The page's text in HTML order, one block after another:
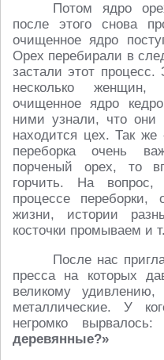
Потом ядро
после этого снова
очищенное ядро
Орех перебирали в
застали этот
несколько
очищенное ядро
ними узнали, что они
находится цех. Так же
переборка очень
порченый орех, то
горчить. На
процессе
жизни, истории
косточки промываем и
После нас
пресса на которых
великому
металлические. У
негромко вырвалось:
деревянные?»